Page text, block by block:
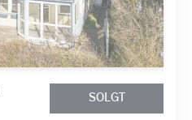
SOLGT